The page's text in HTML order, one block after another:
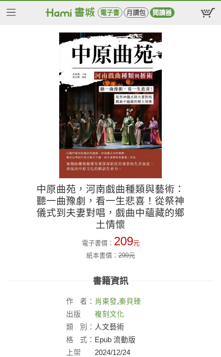
電子書 月讀包 閱讀器
中原曲苑，河南戲曲種類與藝術：
聽一曲豫劇，看一生悲喜！從祭神
儀式到夫妻對唱，戲曲中蘊藏的鄉
土情懷
電子書價： 209元
紙本書價：299元
書籍資訊
作 者： 肖東發,秦貝臻
出版
社：
複刻文化
類
別： 人文藝術
格
式： Epub 流動版
上架
2024/12/24